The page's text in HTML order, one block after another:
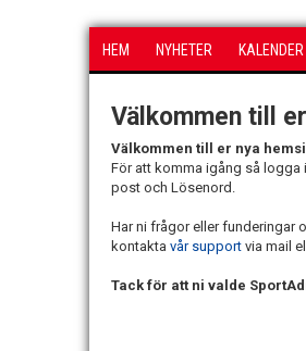
HEM NYHETER KALENDER
Välkommen till
Välkommen till er nya
För att komma igång så logga
post och Lösenord.
Har ni frågor eller funderingar
kontakta vår support via mail
Tack för att ni valde